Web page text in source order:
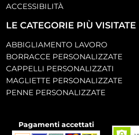
ACCESSIBILITÀ
LE CATEGORIE PIÙ VISITATE
ABBIGLIAMENTO LAVORO
BORRACCE PERSONALIZZATE
CAPPELLI PERSONALIZZATI
MAGLIETTE PERSONALIZZATE
PENNE PERSONALIZZATE
Pagamenti accettati